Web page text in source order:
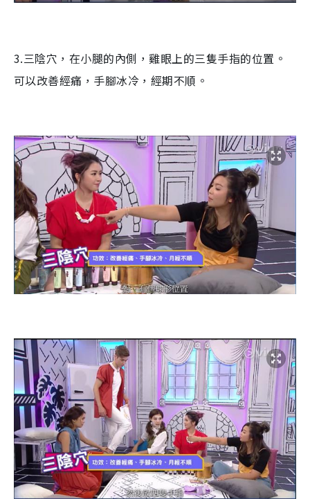
3.三陰穴，在小腿的內側，雞眼上的三隻手指的位置。
可以改善經痛，手腳冰冷，經期不順。